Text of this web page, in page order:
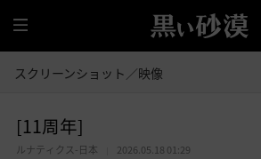
全
体
スクリーンショット／映像
[11周年]
ルナティクス-日本
2026.05.18 01:29